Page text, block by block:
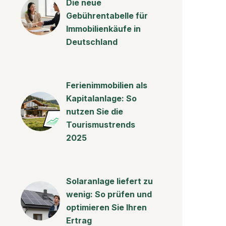
Die neue
Gebührentabelle für
Immobilienkäufe in
Deutschland
Ferienimmobilien als
Kapitalanlage: So
nutzen Sie die
Tourismustrends
2025
Solaranlage liefert zu
wenig: So prüfen und
optimieren Sie Ihren
Ertrag